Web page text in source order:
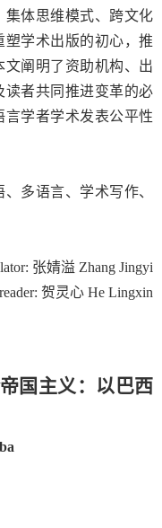
集体思维模式、跨文化
学术出版的初心，推
阐明了资助机构、出
读者共同推进变革的必
学者学术发表公平性
多语言、学术写作、
张婧溢 Zhang Jingyi
贺灵心 He Lingxin
国主义：以巴西